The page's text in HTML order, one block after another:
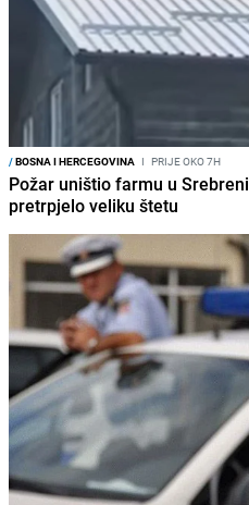
/BOSNA I HERCEGOVINA I PRIJE OKO 7H
Požar uništio farmu u
pretrpjelo veliku štetu